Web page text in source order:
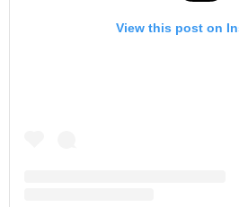
View this post on